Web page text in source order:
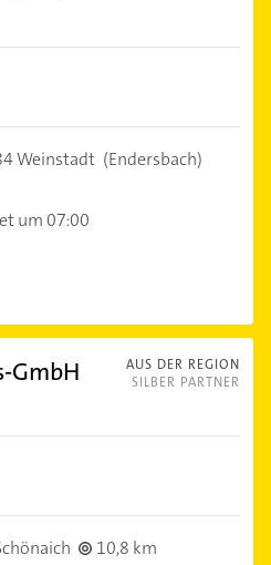
Weinstadt (Endersbach)
um 07:00
AUS DER REGION
SILBER PARTNER
GmbH
10,8 km